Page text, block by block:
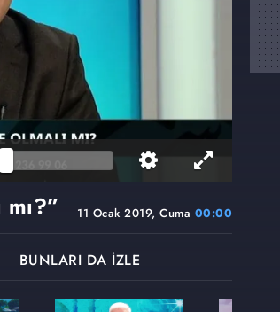
11 Ocak 2019, Cuma 00:00
BUNLARI DA İZLE